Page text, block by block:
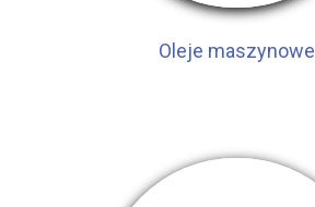
Oleje maszynowe